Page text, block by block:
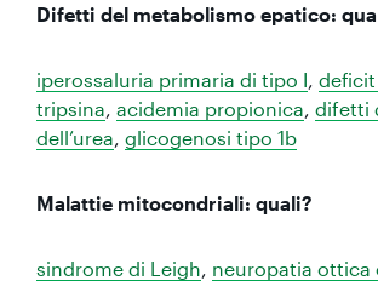
Difetti del metabolismo epatico:
iperossaluria primaria di tipo I deficit
tripsina acidemia propionica difetti
dell’urea glicogenosi tipo 1b
Malattie mitocondriali: quali?
sindrome di Leigh neuropatia ottica